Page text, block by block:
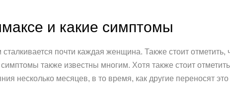
и какие симптомы
почти каждая женщина. Также стоит
также известны многим. Хотя также стоит
несколько месяцев, в то время, как другие переносят